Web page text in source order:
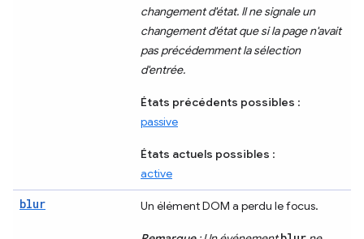
changement d'état. Il ne signale un
changement d'état que si la page n'avait
pas précédemment la sélection
d'entrée.
États précédents possibles :
passive
États actuels possibles :
active
blur Un élément DOM a perdu le focus.